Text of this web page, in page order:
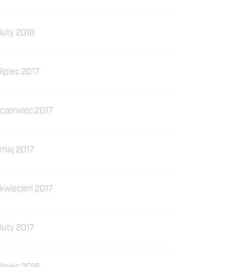
luty 2018
lipiec 2017
czerwiec 2017
maj 2017
kwiecień 2017
luty 2017